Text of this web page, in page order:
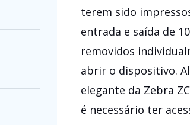
terem sido
entrada e saída de
removidos
abrir o dispositivo.
elegante da Zebra
é necessário ter